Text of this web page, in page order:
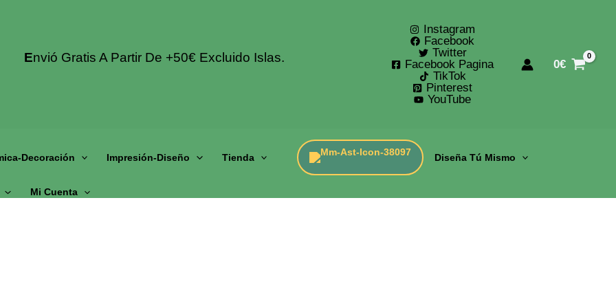
ENvió Gratis A Partir De +50€ Excluido Islas.
Instagram
Facebook
Twitter
Facebook Pagina
TikTok
Pinterest
YouTube
0€
Decoración Impresión-Diseño Tienda Diseña Tú Mismo
Mi Cuenta